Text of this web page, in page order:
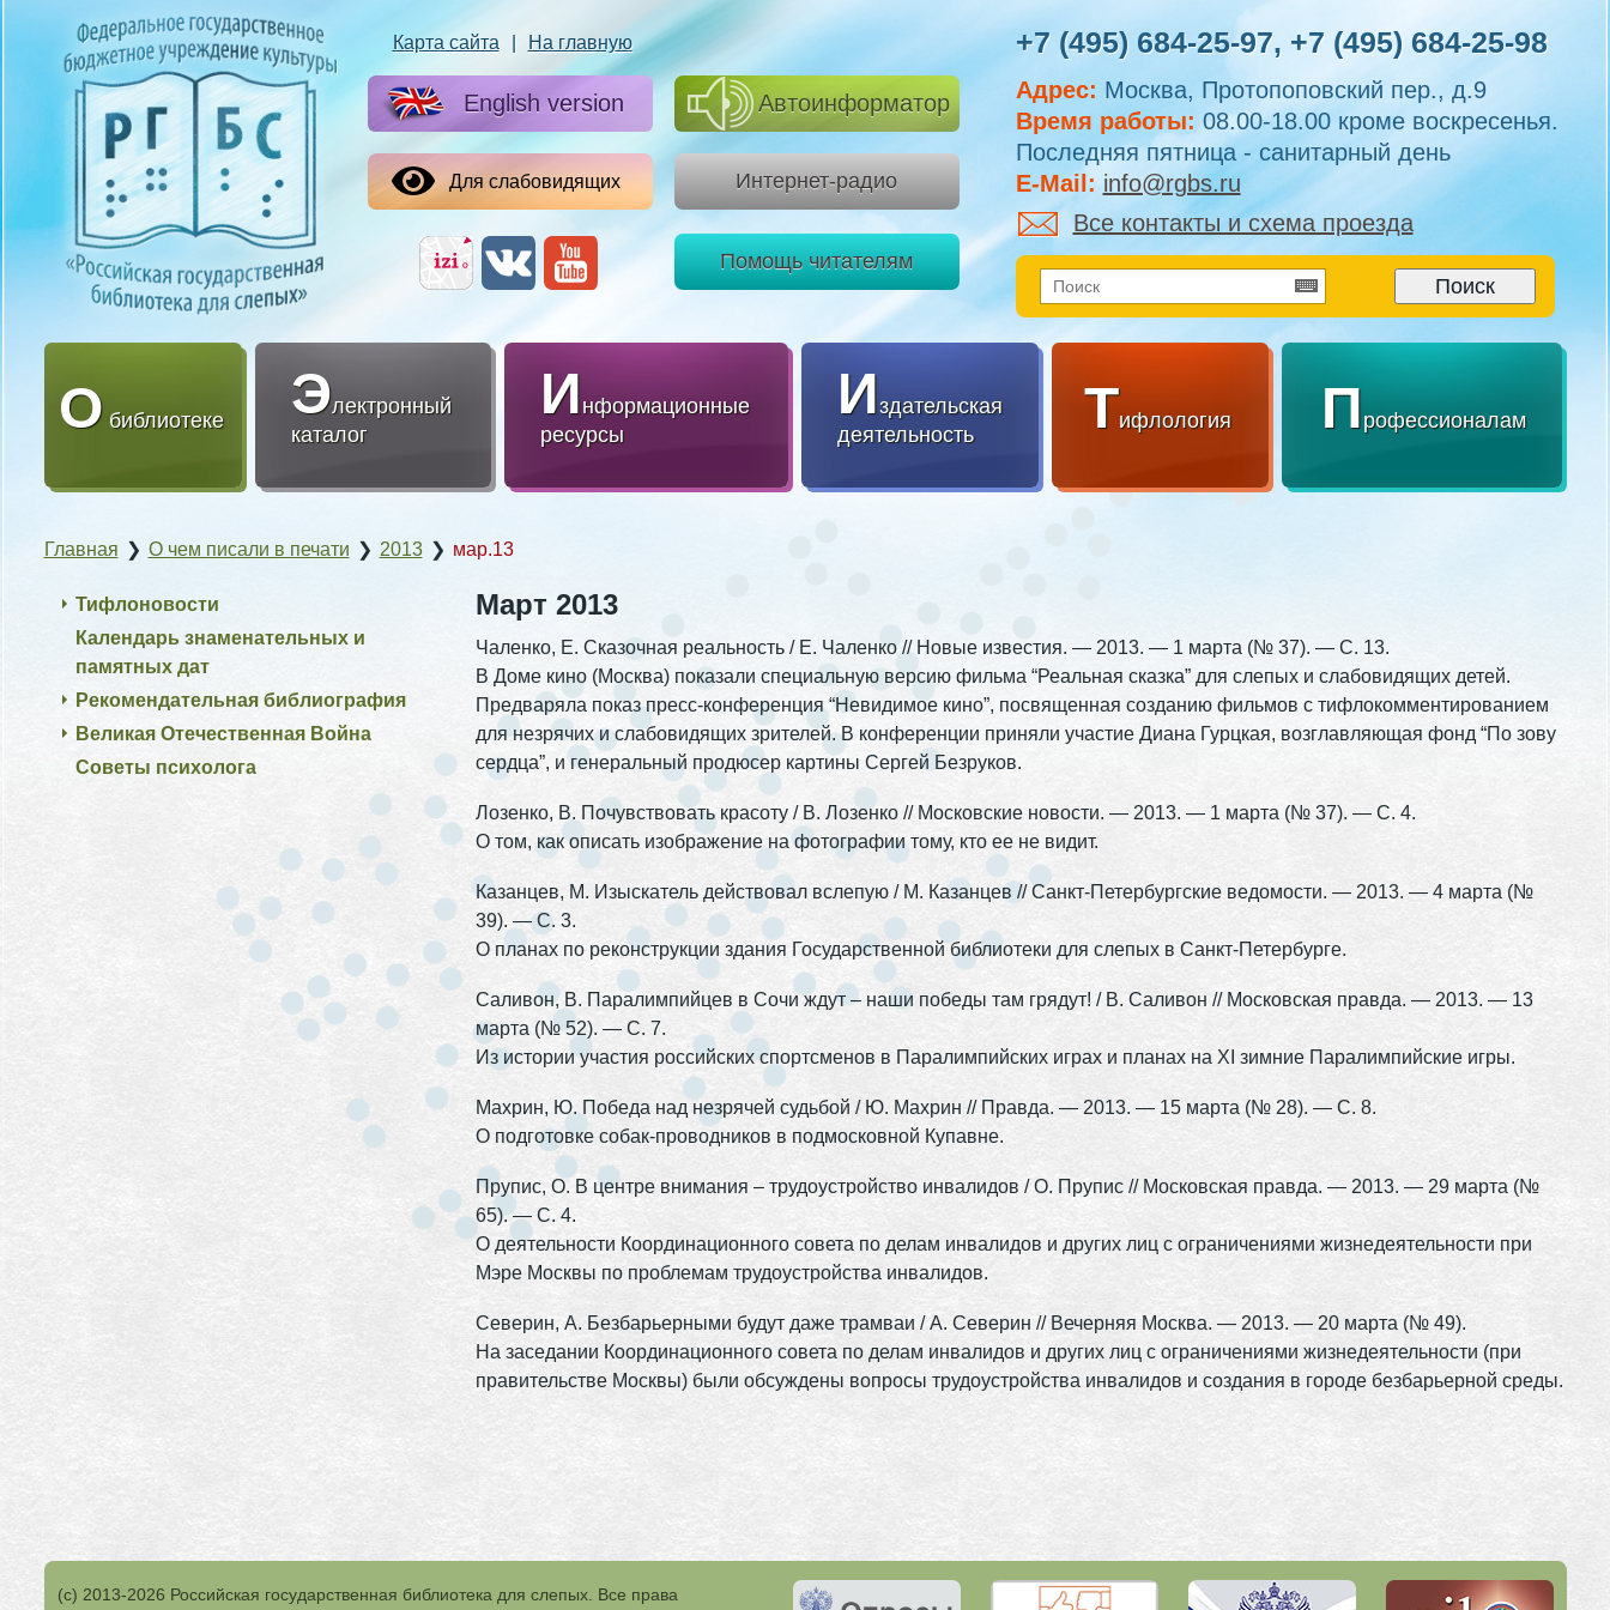
Карта сайта На главную
English version
Для слабовидящих
Автоинформатор
Интернет-радио
Помощь читателям
+7 (495) 684-25-97, +7 (495) 684-25-98
Адрес: Москва, Протопоповский пер., д.9
Время работы: 08.00-18.00 кроме воскресенья.
Последняя пятница - санитарный день
E-Mail: info@rgbs.ru
Все контакты и схема проезда
О библиотеке Электронный
каталог
Информационные
ресурсы
Издательская
деятельность
Тифлология Профессионалам
Главная ❯ О чем писали в печати ❯ 2013 ❯ мар.13
Март 2013
Чаленко, Е. Сказочная реальность / Е. Чаленко // Новые известия. — 2013. — 1 марта (№ 37). — С. 13.
В Доме кино (Москва) показали специальную версию фильма “Реальная сказка” для слепых и слабовидящих детей.
Предваряла показ пресс-конференция “Невидимое кино”, посвященная созданию фильмов с тифлокомментированием
для незрячих и слабовидящих зрителей. В конференции приняли участие Диана Гурцкая, возглавляющая фонд “По зову
сердца”, и генеральный продюсер картины Сергей Безруков.
Лозенко, В. Почувствовать красоту / В. Лозенко // Московские новости. — 2013. — 1 марта (№ 37). — С. 4.
О том, как описать изображение на фотографии тому, кто ее не видит.
Казанцев, М. Изыскатель действовал вслепую / М. Казанцев // Санкт-Петербургские ведомости. — 2013. — 4 марта (№
39). — С. 3.
О планах по реконструкции здания Государственной библиотеки для слепых в Санкт-Петербурге.
Саливон, В. Паралимпийцев в Сочи ждут – наши победы там грядут! / В. Саливон // Московская правда. — 2013. — 13
марта (№ 52). — С. 7.
Из истории участия российских спортсменов в Паралимпийских играх и планах на XI зимние Паралимпийские игры.
Махрин, Ю. Победа над незрячей судьбой / Ю. Махрин // Правда. — 2013. — 15 марта (№ 28). — С. 8.
О подготовке собак-проводников в подмосковной Купавне.
Прупис, О. В центре внимания – трудоустройство инвалидов / О. Прупис // Московская правда. — 2013. — 29 марта (№
65). — С. 4.
О деятельности Координационного совета по делам инвалидов и других лиц с ограничениями жизнедеятельности при
Мэре Москвы по проблемам трудоустройства инвалидов.
Северин, А. Безбарьерными будут даже трамваи / А. Северин // Вечерняя Москва. — 2013. — 20 марта (№ 49).
На заседании Координационного совета по делам инвалидов и других лиц с ограничениями жизнедеятельности (при
правительстве Москвы) были обсуждены вопросы трудоустройства инвалидов и создания в городе безбарьерной среды.
Тифлоновости
Календарь знаменательных и
памятных дат
Рекомендательная библиография
Великая Отечественная Война
Советы психолога
(с) 2013-2026 Российская государственная библиотека для слепых. Все права